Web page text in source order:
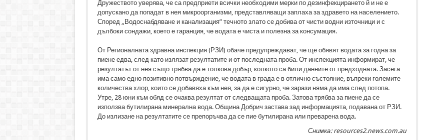
Дружеството уверява, че са предприети всички необходими мерки по дезинфекцирането й и не е
допускано да попадат в нея микроорганизми, представляващи заплаха за здравето на населението.
Според „Водоснабдяване и канализация” течното злато се добива от чисти водни източници и с
дълбоки сондажи, което е гаранция, че водата е чиста и полезна за консумация.
От Регионалната здравна инспекция (РЗИ) обаче предупреждават, че ще обявят водата за годна за
пиене едва, след като излязат резултатите и от последната проба. От инспекцията информират, че
резултатът от нея също трябва да е толкова добър, колкото са били данните от предходната. Засега
има само едно позитивно потвърждение, че водата в града е в отлично състояние, въпреки големите
количества хлор, които се добавяха към нея, за да е сигурно, че зарази няма да има след потопа.
Утре, 28 юни към обяд се очаква резултат от следващата проба. Затова трябва за пиене да се
използва бутилирана минерална вода. Община Добрич застава зад информацията, подавана от РЗИ.
До излизане на резултатите се препоръчва да се пие бутилирана или преварена вода.
Снимка: resources2.news.com.au